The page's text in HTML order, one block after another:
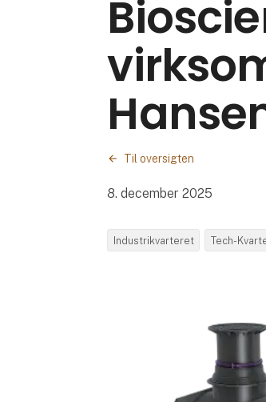
Til oversigten
8. december 2025
Industrikvarteret Tech-